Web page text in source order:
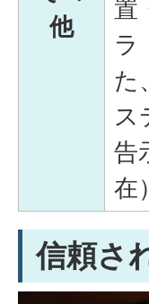
他
置
ラ
た
ス
告
在）
信頼さ